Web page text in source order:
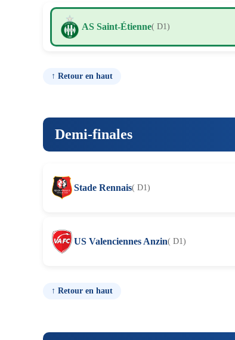
AS Saint-Étienne( D1)
↑ Retour en haut
Demi-finales
Stade Rennais( D1)
US Valenciennes Anzin( D1)
↑ Retour en haut